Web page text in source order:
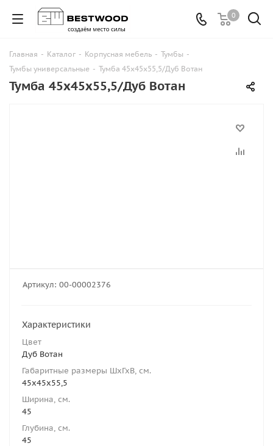
0
Главная - Каталог - Корпусная мебель - Тумбы -
Тумбы универсальные - Тумба 45х45х55,5/Дуб Вотан
Тумба 45х45х55,5/Дуб Вотан
Артикул: 00-00002376
Характеристики
Цвет
Дуб Вотан
Габаритные размеры ШхГхВ, см.
45х45х55,5
Ширина, см.
45
Глубина, см.
45